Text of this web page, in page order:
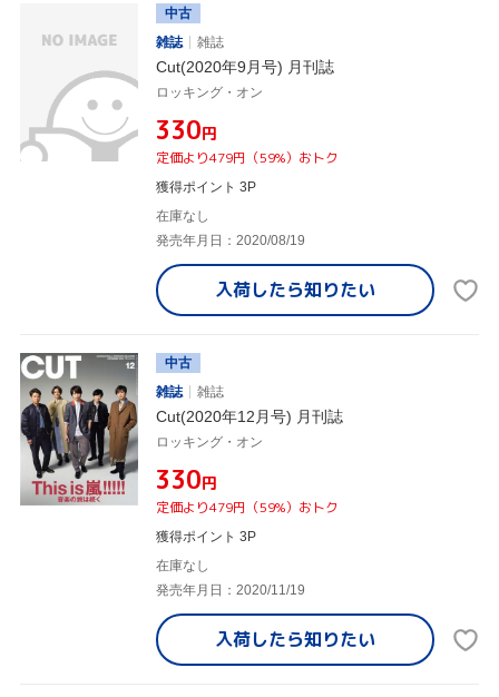
中古
雑誌
雑誌
Cut(2020年9月号) 月刊誌
ロッキング・オン
¥330円
定価より479円（59%）おトク
獲得ポイント 3P
在庫なし
発売年月日：2020/08/19
入荷したら知りたい
中古
雑誌
雑誌
Cut(2020年12月号) 月刊誌
ロッキング・オン
¥330円
定価より479円（59%）おトク
獲得ポイント 3P
在庫なし
発売年月日：2020/11/19
入荷したら知りたい